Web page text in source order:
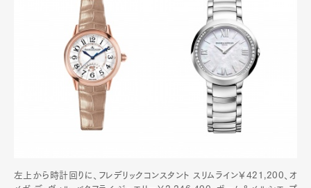
左上から時計回りに、フレデリックコンスタント スリムライン￥421,200、オ